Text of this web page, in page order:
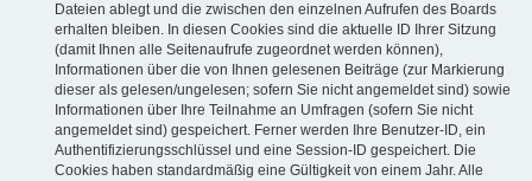
Dateien ablegt und die zwischen den einzelnen Aufrufen des Boards
erhalten bleiben. In diesen Cookies sind die aktuelle ID Ihrer Sitzung
(damit Ihnen alle Seitenaufrufe zugeordnet werden können),
Informationen über die von Ihnen gelesenen Beiträge (zur Markierung
dieser als gelesen/ungelesen; sofern Sie nicht angemeldet sind) sowie
Informationen über Ihre Teilnahme an Umfragen (sofern Sie nicht
angemeldet sind) gespeichert. Ferner werden Ihre Benutzer-ID, ein
Authentifizierungsschlüssel und eine Session-ID gespeichert. Die
Cookies haben standardmäßig eine Gültigkeit von einem Jahr. Alle